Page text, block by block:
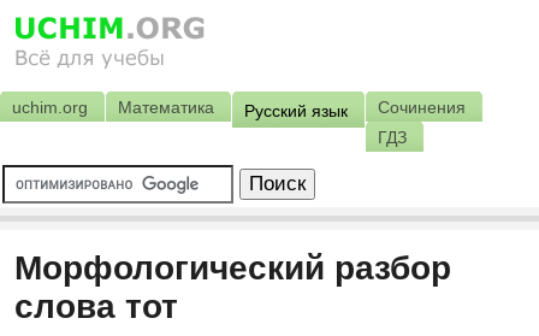
uchim.org Математика Русский язык
Сочинения
ГДЗ
Морфологический разбор
слова тот